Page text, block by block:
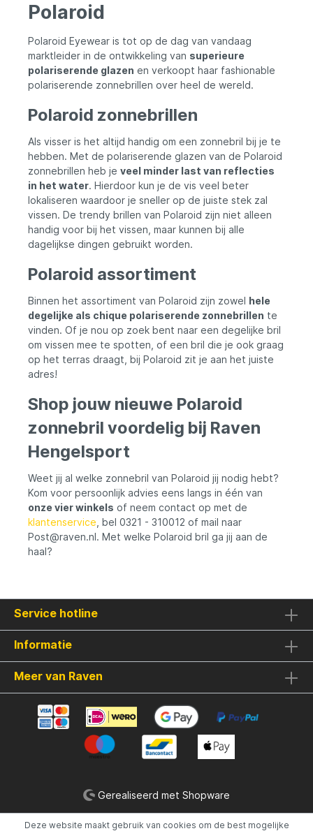
reputatie als toonaangevend merk in
verwezenlijking in 1937 door Edwin Land
enkel maar weten te versterken. Vandaag
is Polaroid producent en distributeur van
gepolariseerde zonnebrillen, clip-ons,
suncovers en monturen wereldwijd via de
exclusieve distributeurs.
Polaroid
Polaroid Eyewear is tot op de dag van vandaag
marktleider in de ontwikkeling van superieure
polariserende glazen en verkoopt haar fashionable
polariserende zonnebrillen over heel de wereld.
Polaroid zonnebrillen
Als visser is het altijd handig om een zonnebril bij je te
hebben. Met de polariserende glazen van de Polaroid
zonnebrillen heb je veel minder last van reflecties
in het water. Hierdoor kun je de vis veel beter
lokaliseren waardoor je sneller op de juiste stek zal
vissen. De trendy brillen van Polaroid zijn niet alleen
handig voor bij het vissen, maar kunnen bij alle
dagelijkse dingen gebruikt worden.
Polaroid assortiment
Binnen het assortiment van Polaroid zijn zowel hele
degelijke als chique polariserende zonnebrillen te
vinden. Of je nou op zoek bent naar een degelijke bril
om vissen mee te spotten, of een bril die je ook graag
op het terras draagt, bij Polaroid zit je aan het juiste
adres!
Shop jouw nieuwe Polaroid
zonnebril voordelig bij Raven
Hengelsport
Weet jij al welke zonnebril van Polaroid jij nodig hebt?
Kom voor persoonlijk advies eens langs in één van
onze vier winkels of neem contact op met de
klantenservice , bel 0321 - 310012 of mail naar
Post@raven.nl. Met welke Polaroid bril ga jij aan de
haal?
Service hotline
Informatie
Meer van Raven
Gerealiseerd met Shopware
Deze website maakt gebruik van cookies om de best mogelijke